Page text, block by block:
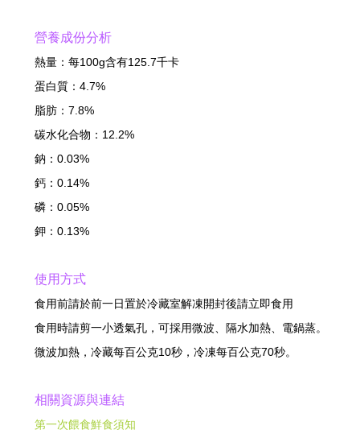
營養成份分析
熱量：每100g含有125.7千卡
蛋白質：4.7%
脂肪：7.8%
碳水化合物：12.2%
鈉：0.03%
鈣：0.14%
磷：0.05%
鉀：0.13%
使用方式
食用前請於前一日置於冷藏室解凍開封後請立即食用
食用時請剪一小透氣孔，可採用微波、隔水加熱、電鍋蒸。
微波加熱，冷藏每百公克10秒，冷凍每百公克70秒。
相關資源與連結
第一次餵食鮮食須知